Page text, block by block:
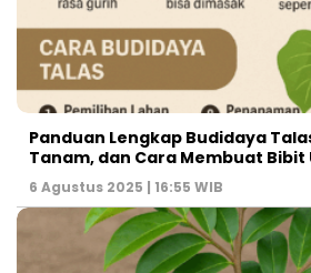
Panduan Lengkap Budidaya
Tanam, dan Cara Membuat Bibit
6 Agustus 2025 | 16:55 WIB